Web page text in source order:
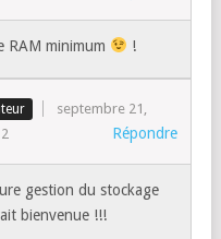
RAM minimum !
septembre 21,
Répondre
gestion du stockage
bienvenue !!!